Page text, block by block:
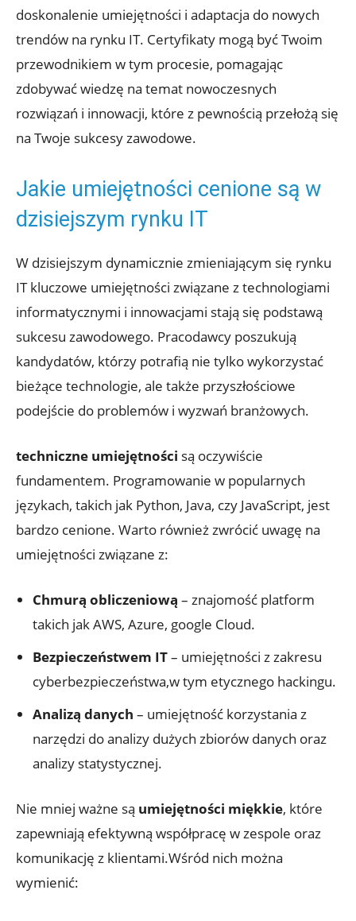
doskonalenie umiejętności i adaptacja do nowych
trendów na rynku IT. Certyfikaty mogą być Twoim
przewodnikiem w tym procesie, pomagając
zdobywać wiedzę na temat nowoczesnych
rozwiązań i innowacji, które z pewnością przełożą się
na Twoje sukcesy zawodowe.
Jakie umiejętności cenione są w
dzisiejszym rynku IT
W dzisiejszym dynamicznie zmieniającym się rynku
IT kluczowe umiejętności związane z technologiami
informatycznymi i innowacjami stają się podstawą
sukcesu zawodowego. Pracodawcy poszukują
kandydatów, którzy potrafią nie tylko wykorzystać
bieżące technologie, ale także przyszłościowe
podejście do problemów i wyzwań branżowych.
techniczne umiejętności są oczywiście
fundamentem. Programowanie w popularnych
językach, takich jak Python, Java, czy JavaScript, jest
bardzo cenione. Warto również zwrócić uwagę na
umiejętności związane z:
Chmurą obliczeniową – znajomość platform
takich jak AWS, Azure, google Cloud.
Bezpieczeństwem IT– umiejętności z zakresu
cyberbezpieczeństwa,w tym etycznego hackingu.
Analizą danych – umiejętność korzystania z
narzędzi do analizy dużych zbiorów danych oraz
analizy statystycznej.
Nie mniej ważne są umiejętności miękkie, które
zapewniają efektywną współpracę w zespole oraz
komunikację z klientami.Wśród nich można
wymienić: